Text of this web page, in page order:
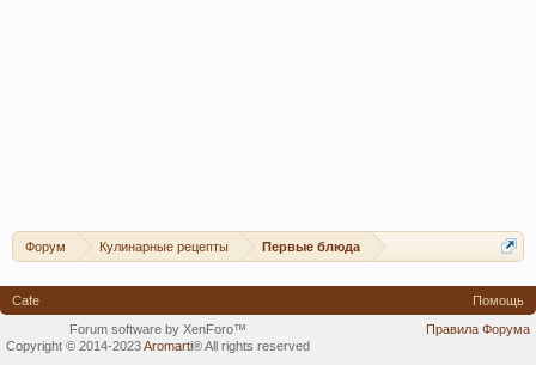
Форум Кулинарные рецепты Первые блюда
Cafe
Помощь
Правила Форума
Forum software by XenForo™
Copyright © 2014-2023Aromarti®All rights reserved